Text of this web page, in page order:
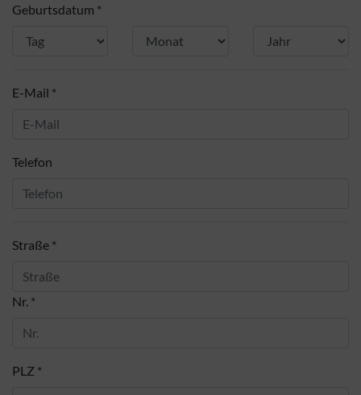
Geburtsdatum *
E-Mail *
Telefon
Straße *
Nr. *
PLZ *